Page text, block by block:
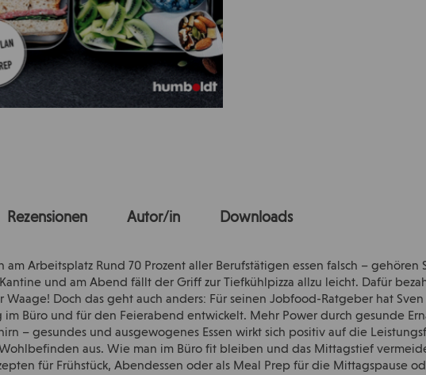
Rezensionen Autor/in Downloads
am Arbeitsplatz Rund 70 Prozent aller Berufstätigen essen falsch – gehören
und am Abend fällt der Griff zur Tiefkühlpizza allzu leicht. Dafür
Waage! Doch das geht auch anders: Für seinen Jobfood-Ratgeber hat
im Büro und für den Feierabend entwickelt. Mehr Power durch gesunde
– gesundes und ausgewogenes Essen wirkt sich positiv auf die
aus. Wie man im Büro fit bleiben und das Mittagstief
für Frühstück, Abendessen oder als Meal Prep für die Mittagspause